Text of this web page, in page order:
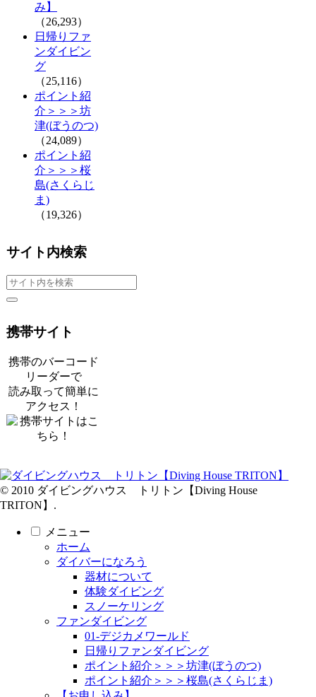
み】
（26,293）
日帰りファ
ンダイビン
グ
（25,116）
ポイント紹
介＞＞＞坊
津(ぼうのつ)
（24,089）
ポイント紹
介＞＞＞桜
島(さくらじ
ま)
（19,326）
サイト内検索
携帯サイト
携帯のバーコード
リーダーで
読み取って簡単に
アクセス！
© 2010 ダイビングハウス トリトン【Diving House
TRITON】.
メニュー
ホーム
ダイバーになろう
器材について
体験ダイビング
スノーケリング
ファンダイビング
01-デジカメワールド
日帰りファンダイビング
ポイント紹介＞＞＞坊津(ぼうのつ)
ポイント紹介＞＞＞桜島(さくらじま)